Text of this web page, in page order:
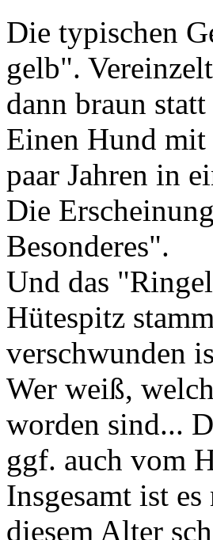
Die typischen
gelb".
dann braun
Einen Hund
paar Jahren in
Die
Besonderes".
Und das
Hütespitz
verschwunden
Wer weiß,
worden sind...
ggf. auch vom
Insgesamt ist
diesem Alter